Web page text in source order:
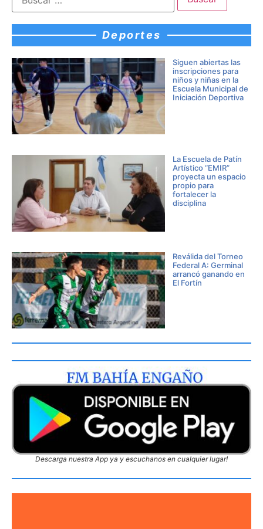
Deportes
Siguen abiertas las
inscripciones para
niños y niñas en la
Escuela Municipal de
Iniciación Deportiva
La Escuela de Patín
Artístico “EMIR”
proyecta un espacio
propio para
fortalecer la
disciplina
Reválida del Torneo
Federal A: Germinal
arrancó ganando en
El Fortín
Descarga nuestra App ya y escuchanos en cualquier lugar!